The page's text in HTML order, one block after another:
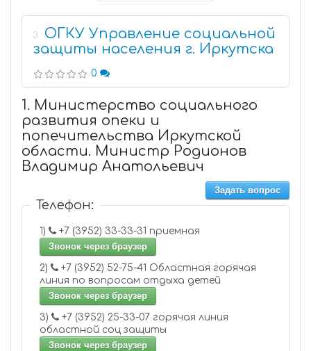
3
ОГКУ Управление социальной
защиты населения г. Иркутска
0
1. Министерство социального
развития опеки и
попечительства Иркутской
области. Министр Родионов
Владимир Анатольевич
Задать вопрос
Телефон:
1)
+7 (3952) 33-33-31 приемная
Звонок через браузер
2)
линия по вопросам отдыха детей
Звонок через браузер
3)
областной соц защиты
Звонок через браузер